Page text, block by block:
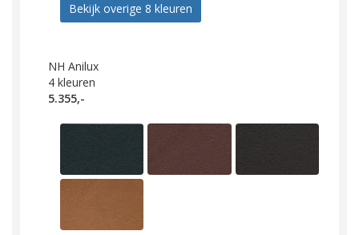
Bekijk overige 8 kleuren
NH Anilux
4 kleuren
5.355,-